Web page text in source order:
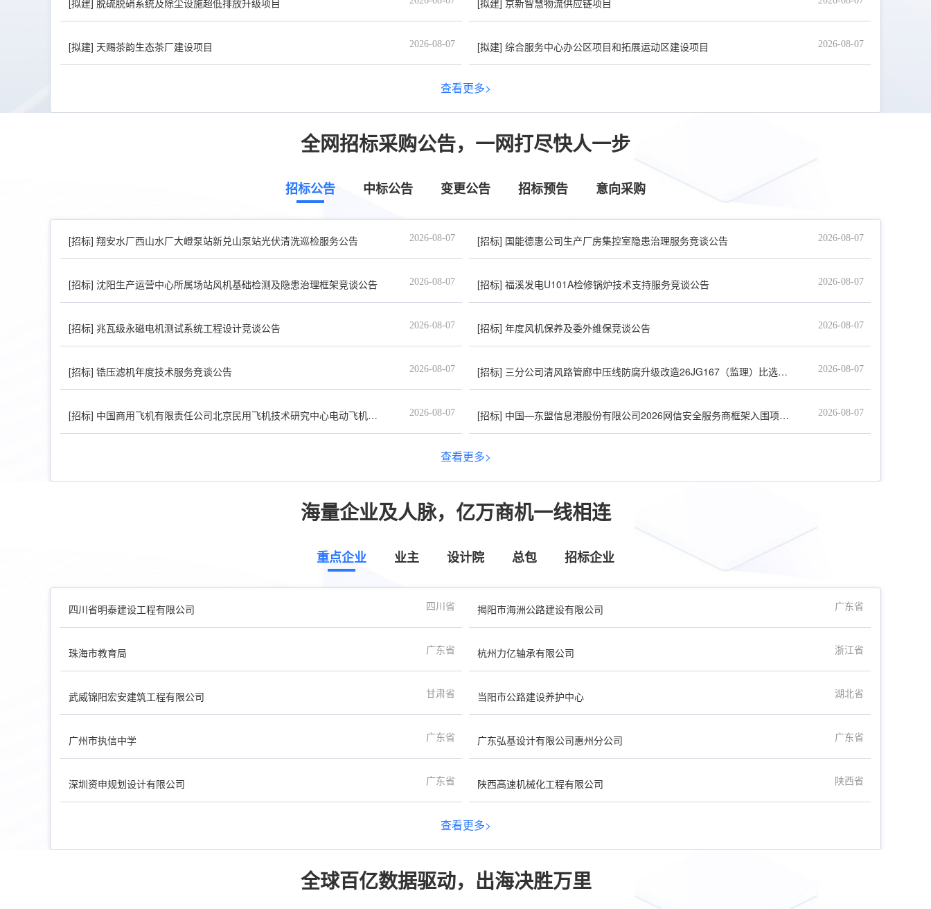
[拟建] 脱硫脱硝系统及除尘设施超低排放升级项目 [拟建] 京新智慧物流供应链项目
[拟建] 天赐茶韵生态茶厂建设项目 2026-08-07 [拟建] 综合服务中心办公区项目和拓展运动区建设项目 2026-08-07
查看更多>
全网招标采购公告，一网打尽快人一步
招标公告 中标公告 变更公告 招标预告 意向采购
[招标] 翔安水厂西山水厂大嶝泵站新兑山泵站光伏清洗巡检服务公告 2026-08-07 [招标] 国能德惠公司生产厂房集控室隐患治理服务竞谈公告 2026-08-07
[招标] 沈阳生产运营中心所属场站风机基础检测及隐患治理框架竞谈公告 2026-08-07 [招标] 福溪发电U101A检修锅炉技术支持服务竞谈公告 2026-08-07
[招标] 兆瓦级永磁电机测试系统工程设计竞谈公告 2026-08-07 [招标] 年度风机保养及委外维保竞谈公告 2026-08-07
[招标] 锆压滤机年度技术服务竞谈公告 2026-08-07 [招标] 三分公司清风路管廊中压线防腐升级改造26JG167（监理）比选公告 2026-08-07
[招标] 中国商用飞机有限责任公司北京民用飞机技术研究中心电动飞机系统集成验证平台（二次）招标公告 2026-08-07 [招标] 中国—东盟信息港股份有限公司2026网信安全服务商框架入围项目公开比选公告 2026-08-07
查看更多>
海量企业及人脉，亿万商机一线相连
重点企业 业主 设计院 总包 招标企业
四川省明泰建设工程有限公司 四川省 揭阳市海洲公路建设有限公司 广东省
珠海市教育局 广东省 杭州力亿轴承有限公司 浙江省
武威锦阳宏安建筑工程有限公司 甘肃省 当阳市公路建设养护中心 湖北省
广州市执信中学 广东省 广东弘基设计有限公司惠州分公司 广东省
深圳资申规划设计有限公司 广东省 陕西高速机械化工程有限公司 陕西省
查看更多>
全球百亿数据驱动，出海决胜万里